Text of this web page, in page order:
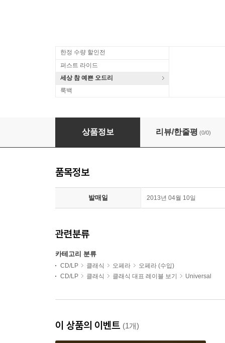
한정 수량 할인전
퍼스트 라이드
세상 참 예쁜 오드리
룩백
Charles Mackerras 브리튼: 글로리아나 - 바
상품정보 리뷰/한줄평 (0/0)
품목정보
발매일 2013년 04월 10일
관련분류
카테고리 분류
CD/LP 클래식 오페라
오페라 (수입)
CD/LP
클래식 클래식 대표 레이블 보기 Universal
이 상품의 이벤트 (1개)